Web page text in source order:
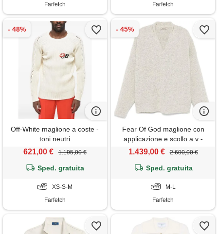
Farfetch
Farfetch
Off-White maglione a coste -
toni neutri
621,00 € 1.195,00 €
Sped. gratuita
XS-S-M
Farfetch
Fear Of God maglione con
applicazione e scollo a v -
bianco
1.439,00 € 2.600,00 €
Sped. gratuita
M-L
Farfetch